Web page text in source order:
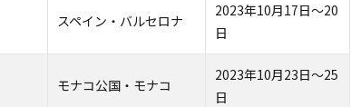
スペイン・バルセロナ
2023年10月17日～20
日
モナコ公国・モナコ
2023年10月23日～25
日